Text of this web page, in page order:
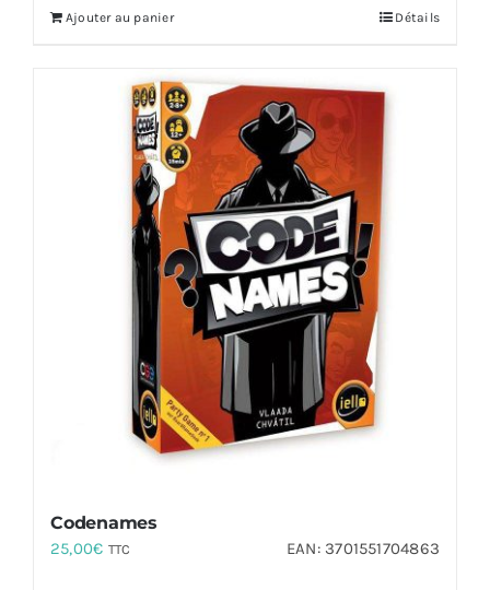
Ajouter au panier Détails
Codenames
25,00€ TTC EAN:3701551704863